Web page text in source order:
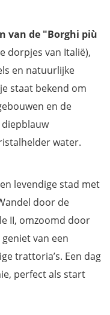
van de "Borghi più
dorpjes van Italië),
en natuurlijke
staat bekend om
en de
water.
levendige stad met
door de
II, omzoomd door
van een
trattoria’s. Een dag
perfect als start